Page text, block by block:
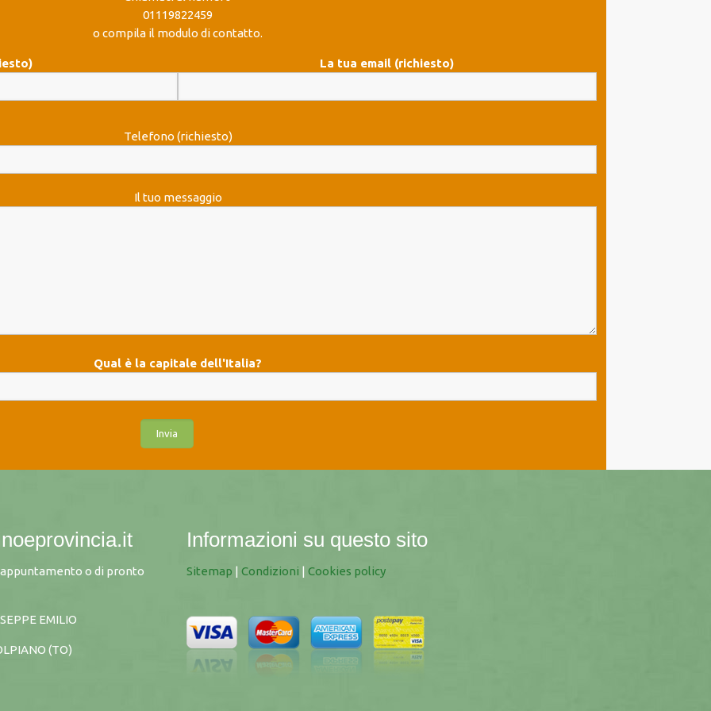
01119822459
o compila il modulo di contatto.
La tua email (richiesto)
Telefono (richiesto)
Il tuo messaggio
Qual è la capitale dell'Italia?
o di pronto
EMILIO
(TO)
Informazioni su questo sito
Sitemap | Condizioni | Cookies policy